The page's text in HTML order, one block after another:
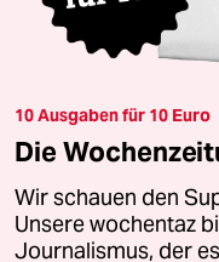
10 Ausgaben für 10 Euro
Die
Wir schauen den
Unsere wochentaz
Journalismus, der